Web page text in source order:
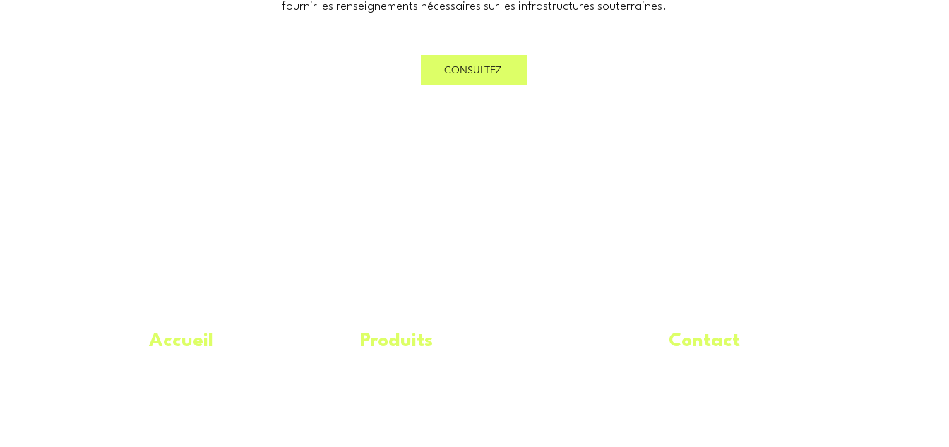
fournir les renseignements nécessaires sur les infrastructures souterraines.
CONSULTEZ
Accueil Produits Contact